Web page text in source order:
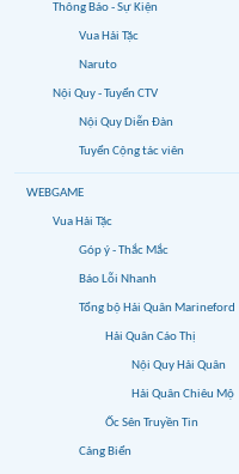
Thông Báo - Sự Kiện
Vua Hải Tặc
Naruto
Nội Quy - Tuyển CTV
Nội Quy Diễn Đàn
Tuyển Cộng tác viên
WEBGAME
Vua Hải Tặc
Góp ý - Thắc Mắc
Báo Lỗi Nhanh
Tổng bộ Hải Quân Marineford
Hải Quân Cáo Thị
Nội Quy Hải Quân
Hải Quân Chiêu Mộ
Ốc Sên Truyền Tin
Cảng Biển